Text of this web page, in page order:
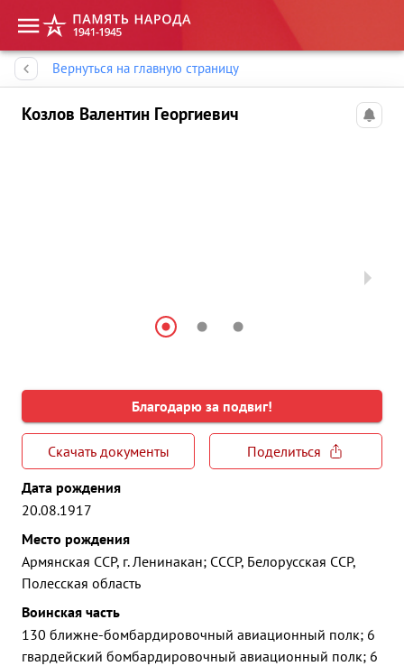
Вернуться на главную страницу
Козлов Валентин Георгиевич
Благодарю за подвиг!
Скачать документы
Поделиться
Дата рождения
20.08.1917
Место рождения
Армянская ССР, г. Ленинакан; СССР, Белорусская ССР,
Полесская область
Воинская часть
130 ближне-бомбардировочный авиационный полк; 6
гвардейский бомбардировочный авиационный полк; 6
Память народа